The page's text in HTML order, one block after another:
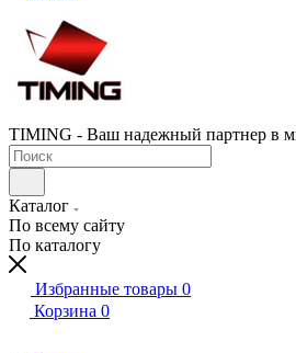
TIMING - Ваш надежный партнер в
Каталог
По всему сайту
По каталогу
Избранные товары 0
Корзина 0